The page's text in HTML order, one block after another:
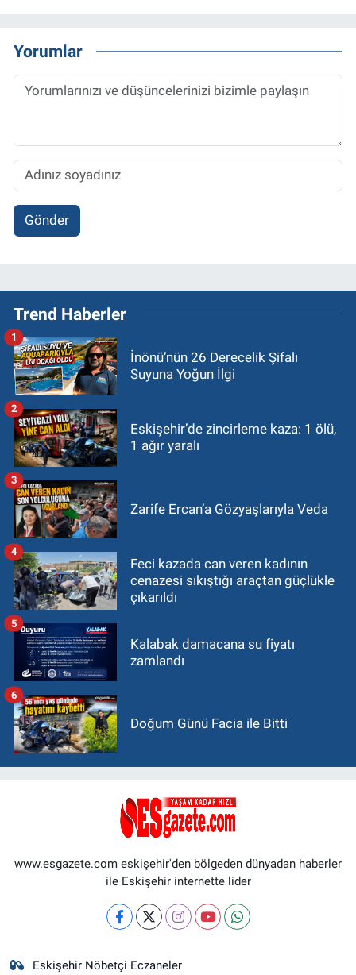
Yorumlar
Gönder
Trend Haberler
İnönü’nün 26 Derecelik Şifalı
Suyuna Yoğun İlgi
1
Eskişehir’de zincirleme kaza: 1 ölü,
1 ağır yaralı
2
Zarife Ercan’a Gözyaşlarıyla Veda
3
Feci kazada can veren kadının
cenazesi sıkıştığı araçtan güçlükle
çıkarıldı
4
Kalabak damacana su fiyatı
zamlandı
5
Doğum Günü Facia ile Bitti
6
www.esgazete.com eskişehir'den bölgeden dünyadan haberler
ile Eskişehir internette lider
Eskişehir Nöbetçi Eczaneler